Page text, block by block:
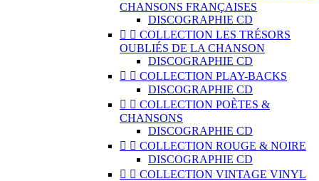
CHANSONS FRANÇAISES
DISCOGRAPHIE CD
  COLLECTION LES TRÉSORS
OUBLIÉS DE LA CHANSON
DISCOGRAPHIE CD
  COLLECTION PLAY-BACKS
DISCOGRAPHIE CD
  COLLECTION POÈTES &
CHANSONS
DISCOGRAPHIE CD
  COLLECTION ROUGE & NOIRE
DISCOGRAPHIE CD
  COLLECTION VINTAGE VINYL